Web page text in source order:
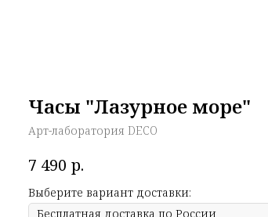
Часы "Лазурное море"
Арт-лаборатория DECO
7 490 р.
Выберите вариант доставки: